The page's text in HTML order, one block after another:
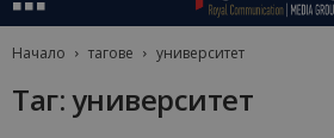
Начало тагове университет
Таг: университет